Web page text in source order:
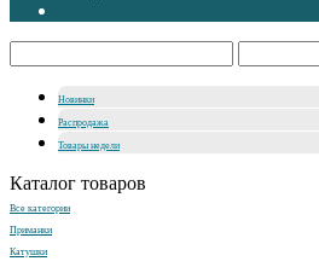
Новинки
Распродажа
Товары недели
Каталог товаров
Все категории
Приманки
Катушки